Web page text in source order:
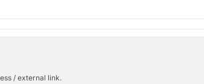
/ external link.